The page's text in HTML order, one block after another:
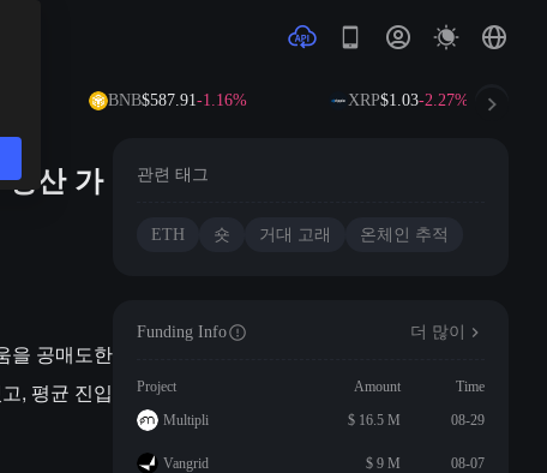
BNB$587.91-1.16% XRP$1.03-2.27%
산 가
을 공매도한
, 평균 진입
관련 태그
ETH 숏 거대 고래 온체인 추적
Funding Info 더 많이
Project Amount
Time
Multipli
$ 16.5 M 08-29
Vangrid $ 9 M 08-07